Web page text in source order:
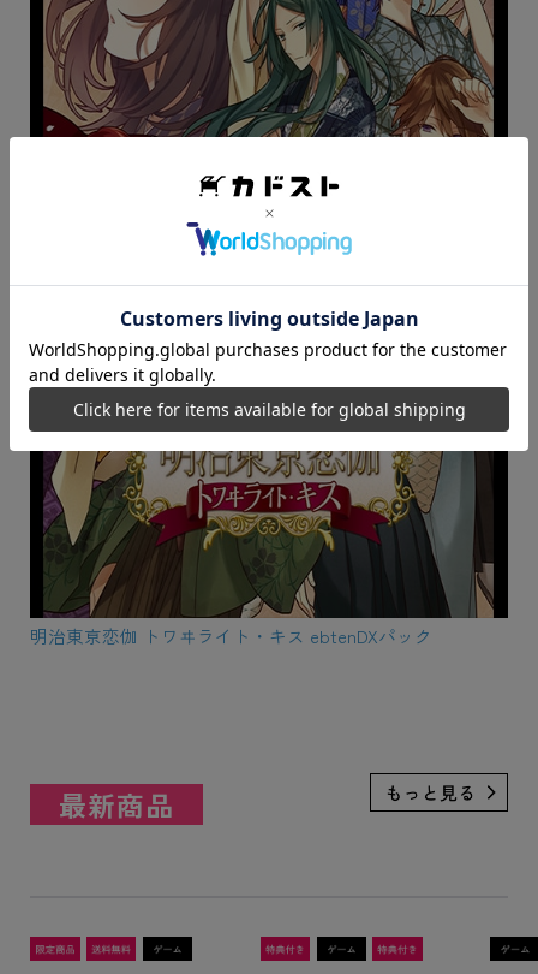
明治東亰恋伽 トワヰライト・キス ebtenDXパック
最新商品